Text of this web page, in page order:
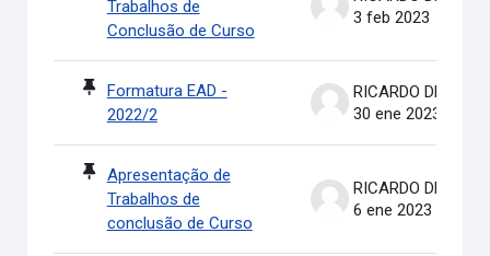
Trabalhos de
Conclusão de Curso
3 feb 2023
Formatura EAD -
2022/2
30 ene 2023
Apresentação de
Trabalhos de
conclusão de Curso
6 ene 2023